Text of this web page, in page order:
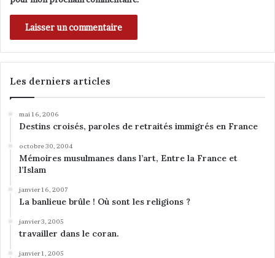
o
r
d
'
h
v
n
1
Les derniers articles
mai 16, 2006
Destins croisés, paroles de retraités immigrés en France
octobre 30, 2004
Mémoires musulmanes dans l’art, Entre la France et
l’Islam
janvier 16, 2007
La banlieue brûle ! Où sont les religions ?
janvier 3, 2005
travailler dans le coran.
janvier 1, 2005